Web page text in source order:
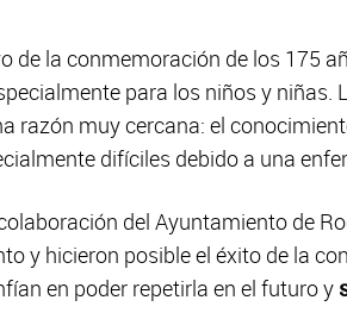
de la conmemoración de los 175
para los niños y niñas.
razón muy cercana: el
difíciles debido a una
del Ayuntamiento de
y hicieron posible el éxito de la
en poder repetirla en el futuro y